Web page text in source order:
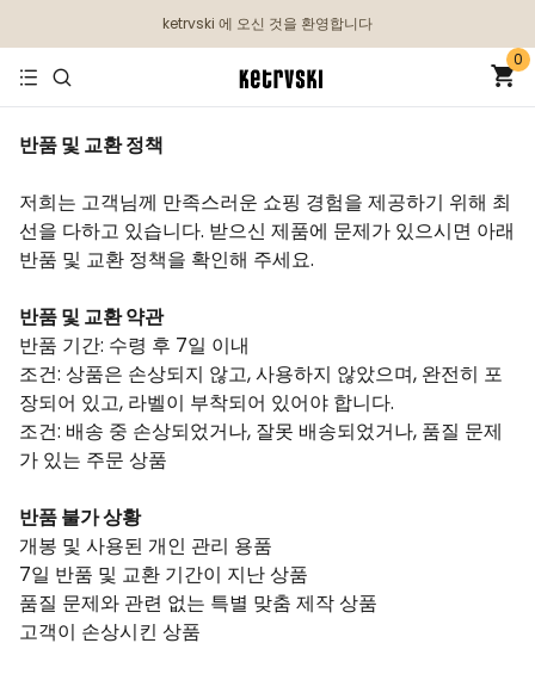
ketrvski 에 오신 것을 환영합니다
0
반품 및 교환 정책
저희는 고객님께 만족스러운 쇼핑 경험을 제공하기 위해 최
선을 다하고 있습니다. 받으신 제품에 문제가 있으시면 아래
반품 및 교환 정책을 확인해 주세요.
반품 및 교환 약관
반품 기간: 수령 후 7일 이내
조건: 상품은 손상되지 않고, 사용하지 않았으며, 완전히 포
장되어 있고, 라벨이 부착되어 있어야 합니다.
조건: 배송 중 손상되었거나, 잘못 배송되었거나, 품질 문제
가 있는 주문 상품
반품 불가 상황
개봉 및 사용된 개인 관리 용품
7일 반품 및 교환 기간이 지난 상품
품질 문제와 관련 없는 특별 맞춤 제작 상품
고객이 손상시킨 상품